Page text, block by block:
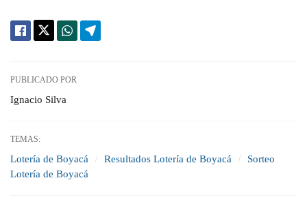
PUBLICADO POR
Ignacio Silva
TEMAS:
Lotería de Boyacá Resultados Lotería de Boyacá
Sorteo
Lotería de Boyacá